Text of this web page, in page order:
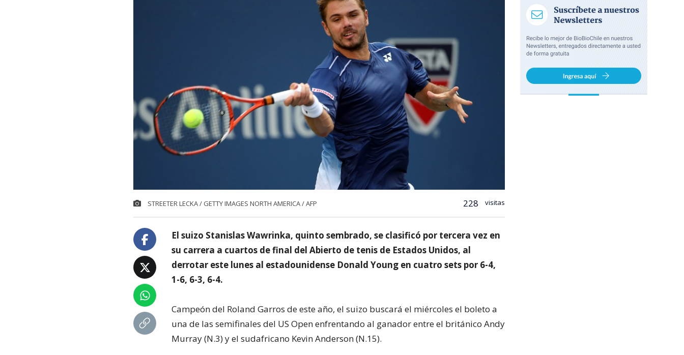
STREETER LECKA / GETTY IMAGES NORTH AMERICA / AFP 228 visitas
El suizo Stanislas Wawrinka, quinto sembrado, se clasificó por tercera vez en
su carrera a cuartos de final del Abierto de tenis de Estados Unidos, al
derrotar este lunes al estadounidense Donald Young en cuatro sets por 6-4,
1-6, 6-3, 6-4.
Campeón del Roland Garros de este año, el suizo buscará el miércoles el boleto a
una de las semifinales del US Open enfrentando al ganador entre el británico Andy
Murray (N.3) y el sudafricano Kevin Anderson (N.15).